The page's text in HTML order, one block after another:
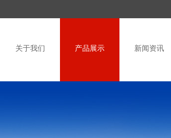
关于我们 产品展示 新闻资讯